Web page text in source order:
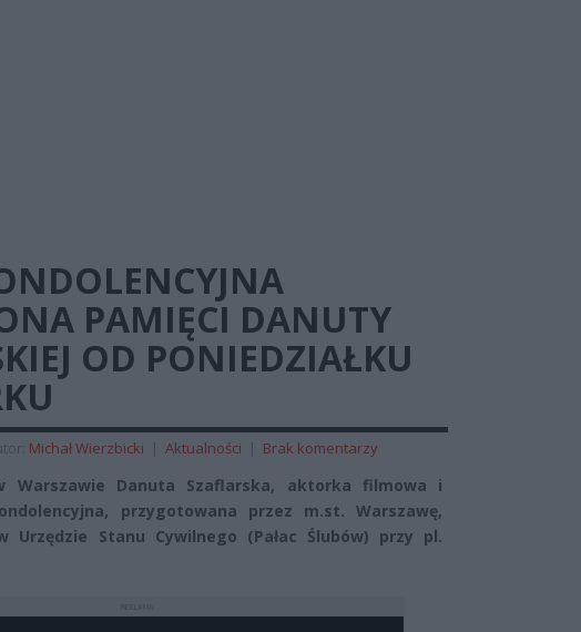
PAMIĘCI DANUTY
OD PONIEDZIAŁKU
Michał Wierzbicki | Aktualności | Brak komentarzy
Warszawie Danuta Szaflarska, aktorka filmowa i
przygotowana przez m.st. Warszawę,
Urzędzie Stanu Cywilnego (Pałac Ślubów) przy pl.